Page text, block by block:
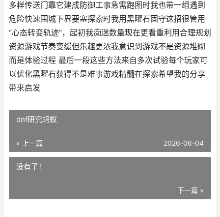
多样传送门靠它建成防御工事急需跑图时我也带一组遇到
危险快速围城下界要塞探索时我用黑曜石固守这招很管用
“心态转变轨迹”，起初我痴迷数量现在更看重利用合理规划
资源游戏节奏变缓但乐趣更浓我意识到游戏不是资源堆砌
而是体验过程 最后一段这些方法来自多次试验每个玩家可
以优化黑曜石获得不是难事游戏精髓在探索希望我的分享
带来启发
dnf研究蚂蚁
« 上一篇 2026-06-04
没有了！
下一篇 »